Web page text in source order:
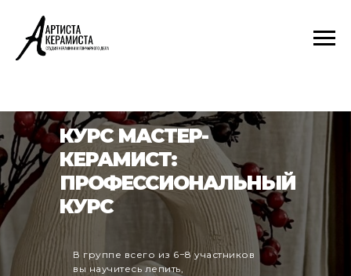
В группе всего из 6−8 участников
вы научитесь лепить,
КУРС МАСТЕР-
КЕРАМИСТ:
ПРОФЕССИОНАЛЬНЫЙ
КУРС